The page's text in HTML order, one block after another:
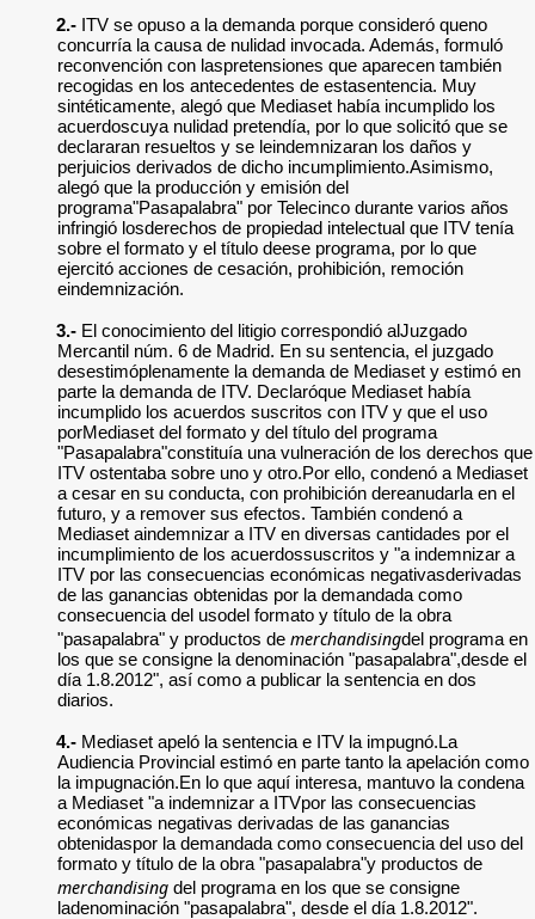
2.- ITV se opuso a la demanda porque consideró queno
concurría la causa de nulidad invocada. Además, formuló
reconvención con laspretensiones que aparecen también
recogidas en los antecedentes de estasentencia. Muy
sintéticamente, alegó que Mediaset había incumplido los
acuerdoscuya nulidad pretendía, por lo que solicitó que se
declararan resueltos y se leindemnizaran los daños y
perjuicios derivados de dicho incumplimiento.Asimismo,
alegó que la producción y emisión del
programa"Pasapalabra" por Telecinco durante varios años
infringió losderechos de propiedad intelectual que ITV tenía
sobre el formato y el título deese programa, por lo que
ejercitó acciones de cesación, prohibición, remoción
eindemnización.
3.- El conocimiento del litigio correspondió alJuzgado
Mercantil núm. 6 de Madrid. En su sentencia, el juzgado
desestimóplenamente la demanda de Mediaset y estimó en
parte la demanda de ITV. Declaróque Mediaset había
incumplido los acuerdos suscritos con ITV y que el uso
porMediaset del formato y del título del programa
"Pasapalabra"constituía una vulneración de los derechos que
ITV ostentaba sobre uno y otro.Por ello, condenó a Mediaset
a cesar en su conducta, con prohibición dereanudarla en el
futuro, y a remover sus efectos. También condenó a
Mediaset aindemnizar a ITV en diversas cantidades por el
incumplimiento de los acuerdossuscritos y "a indemnizar a
ITV por las consecuencias económicas negativasderivadas
de las ganancias obtenidas por la demandada como
consecuencia del usodel formato y título de la obra
"pasapalabra" y productos de merchandisingdel programa en
los que se consigne la denominación "pasapalabra",desde el
día 1.8.2012", así como a publicar la sentencia en dos
diarios.
4.- Mediaset apeló la sentencia e ITV la impugnó.La
Audiencia Provincial estimó en parte tanto la apelación como
la impugnación.En lo que aquí interesa, mantuvo la condena
a Mediaset "a indemnizar a ITVpor las consecuencias
económicas negativas derivadas de las ganancias
obtenidaspor la demandada como consecuencia del uso del
formato y título de la obra "pasapalabra"y productos de
merchandising del programa en los que se consigne
ladenominación "pasapalabra", desde el día 1.8.2012".